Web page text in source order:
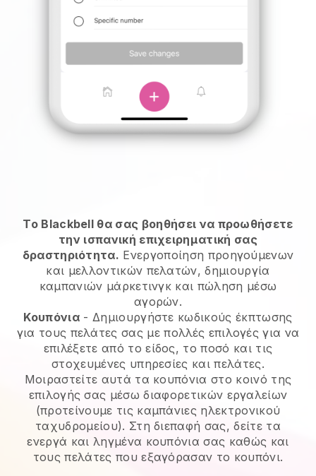
Το Blackbell θα σας βοηθήσει να προωθήσετε
την ισπανική επιχειρηματική σας
δραστηριότητα. Ενεργοποίηση προηγούμενων
και μελλοντικών πελατών, δημιουργία
καμπανιών μάρκετινγκ και πώληση μέσω
αγορών.
Κουπόνια - Δημιουργήστε κωδικούς έκπτωσης
για τους πελάτες σας με πολλές επιλογές για να
επιλέξετε από το είδος, το ποσό και τις
στοχευμένες υπηρεσίες και πελάτες.
Μοιραστείτε αυτά τα κουπόνια στο κοινό της
επιλογής σας μέσω διαφορετικών εργαλείων
(προτείνουμε τις καμπάνιες ηλεκτρονικού
ταχυδρομείου). Στη διεπαφή σας, δείτε τα
ενεργά και ληγμένα κουπόνια σας καθώς και
τους πελάτες που εξαγόρασαν το κουπόνι.